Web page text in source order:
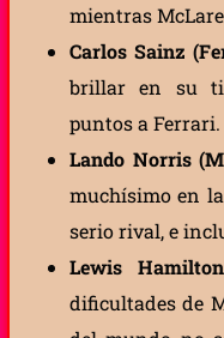
mientras
Carlos Sainz
brillar en su
puntos a Ferrari.
Lando Norris
muchísimo en
serio rival, e
Lewis
dificultades de